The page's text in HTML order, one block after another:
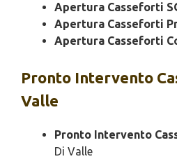
Apertura Casseforti
Apertura Casseforti
Apertura Casseforti
Pronto Intervento
Valle
Pronto Intervento
Di Valle